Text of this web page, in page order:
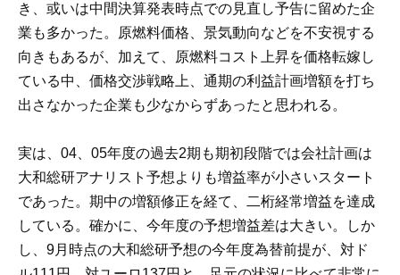
き、或いは中間決算発表時点での見直し予告に留めた企
業も多かった。原燃料価格、景気動向などを不安視する
向きもあるが、加えて、原燃料コスト上昇を価格転嫁し
ている中、価格交渉戦略上、通期の利益計画増額を打ち
出さなかった企業も少なからずあったと思われる。
実は、04、05年度の過去2期も期初段階では会社計画は
大和総研アナリスト予想よりも増益率が小さいスタート
であった。期中の増額修正を経て、二桁経常増益を達成
している。確かに、今年度の予想増益差は大きい。しか
し、9月時点の大和総研予想の今年度為替前提が、対ド